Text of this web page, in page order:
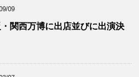
09
関西万博に出店並びに出演決